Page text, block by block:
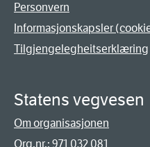
Personvern
Informasjonskapsler
Tilgjengelegheitserklæring
Statens vegvesen
Om organisasjonen
Org.nr.: 971 032 081